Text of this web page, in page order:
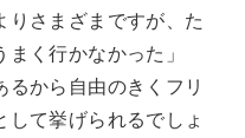
りさまざまですが、た
く行かなかった」
るから自由のきくフリ
て挙げられるでしょ